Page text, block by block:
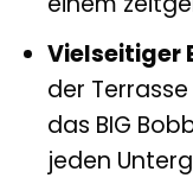
Vielseitiger
der
das BIG
jeden